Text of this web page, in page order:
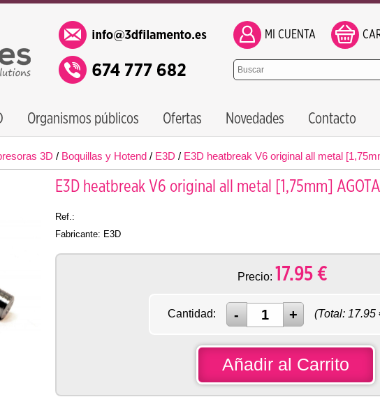
MI CUENTA
Organismos públicos Ofertas Novedades Contacto
3D / Boquillas y Hotend / E3D / E3D heatbreak V6 original all metal
E3D heatbreak V6 original all metal [1,75mm]
Ref.:
Fabricante: E3D
Precio: 17.95€
Cantidad: (Total: 17.95
Añadir al Carrito